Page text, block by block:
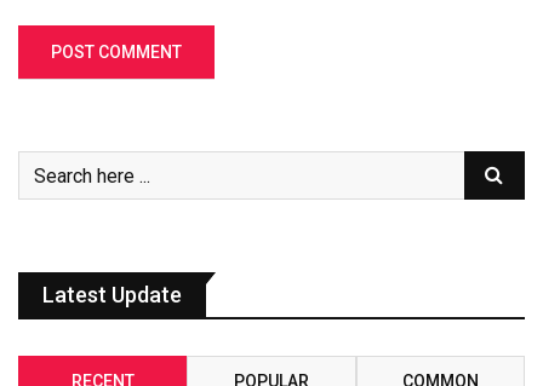
Latest Update
RECENT POPULAR COMMON